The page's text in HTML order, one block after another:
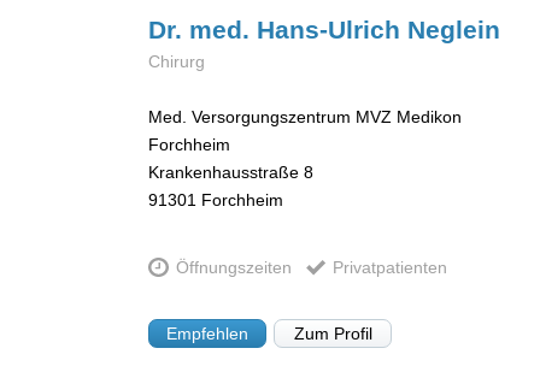
Dr. med. Hans-Ulrich Neglein
Chirurg
Med. Versorgungszentrum MVZ Medikon
Forchheim
Krankenhausstraße 8
91301 Forchheim
Öffnungszeiten Privatpatienten
Empfehlen Zum Profil